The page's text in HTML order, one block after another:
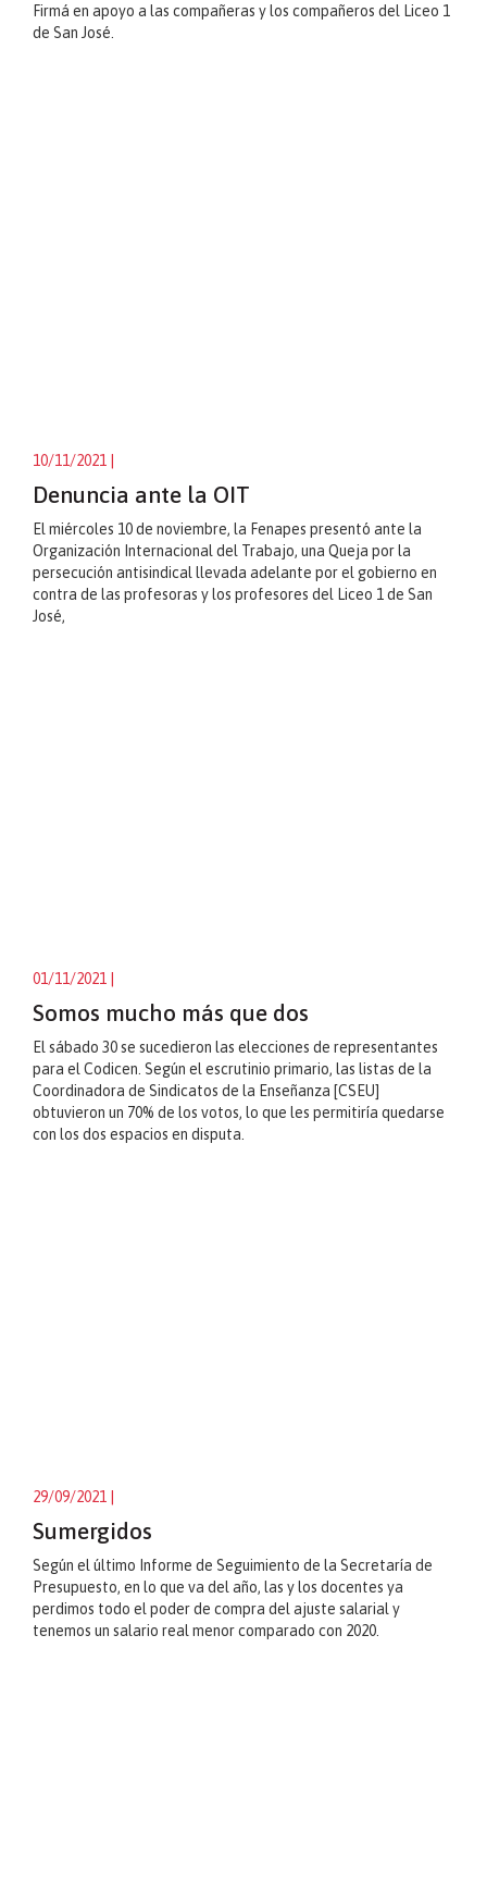
Firmá en apoyo a las compañeras y los compañeros del Liceo 1
de San José.
10/11/2021
Denuncia ante la OIT
El miércoles 10 de noviembre, la Fenapes presentó ante la
Organización Internacional del Trabajo, una Queja por la
persecución antisindical llevada adelante por el gobierno en
contra de las profesoras y los profesores del Liceo 1 de San
José,
01/11/2021
Somos mucho más que dos
El sábado 30 se sucedieron las elecciones de representantes
para el Codicen. Según el escrutinio primario, las listas de la
Coordinadora de Sindicatos de la Enseñanza [CSEU]
obtuvieron un 70% de los votos, lo que les permitiría quedarse
con los dos espacios en disputa.
29/09/2021
Sumergidos
Según el último Informe de Seguimiento de la Secretaría de
Presupuesto, en lo que va del año, las y los docentes ya
perdimos todo el poder de compra del ajuste salarial y
tenemos un salario real menor comparado con 2020.